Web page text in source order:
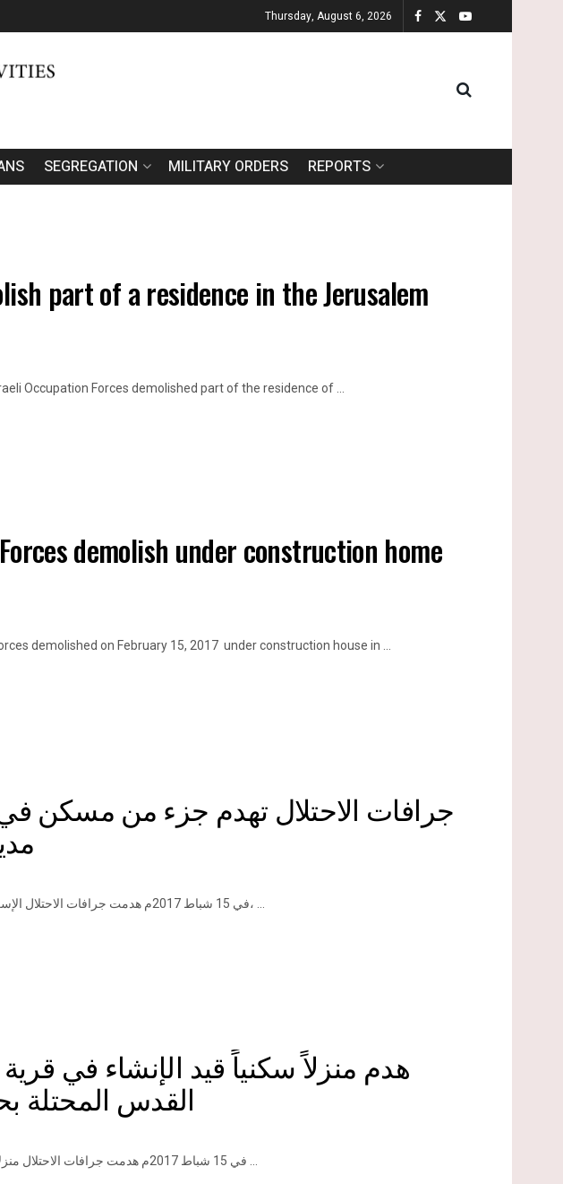
Thursday, August 6, 2026
SEGREGATION MILITARY ORDERS REPORTS
part of a residence in the Jerusalem
Occupation Forces demolished part of the residence of ...
demolish under construction home
demolished on February 15, 2017 under construction house in ...
جرافات الاحتلال تهدم جزء من مسكن
في 15 شباط 2017م هدمت جرافات الاحتلال الإسرائيلي جزء من مسكن في قرية حزما، ...
هدم منزلاً سكنياً قيد الإنشاء في
القدس المحتلة